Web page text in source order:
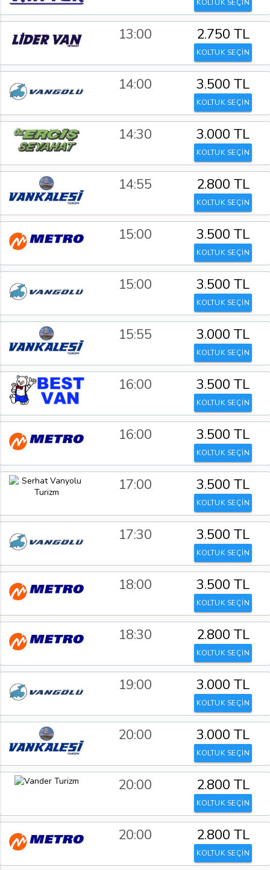
KOLTUK SEÇİN
13:00 2.750 TL
KOLTUK SEÇİN
14:00 3.500 TL
KOLTUK SEÇİN
14:30 3.000 TL
KOLTUK SEÇİN
14:55 2.800 TL
KOLTUK SEÇİN
15:00 3.500 TL
KOLTUK SEÇİN
15:00 3.500 TL
KOLTUK SEÇİN
15:55 3.000 TL
KOLTUK SEÇİN
16:00 3.500 TL
KOLTUK SEÇİN
16:00 3.500 TL
KOLTUK SEÇİN
17:00 3.500 TL
KOLTUK SEÇİN
17:30 3.500 TL
KOLTUK SEÇİN
18:00 3.500 TL
KOLTUK SEÇİN
18:30 2.800 TL
KOLTUK SEÇİN
19:00 3.000 TL
KOLTUK SEÇİN
20:00 3.000 TL
KOLTUK SEÇİN
20:00 2.800 TL
KOLTUK SEÇİN
20:00 2.800 TL
KOLTUK SEÇİN